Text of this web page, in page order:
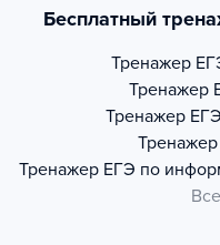
Бесплатный
Тренажер
Тренажер
Тренажер
Тренажер
Тренажер ЕГЭ по